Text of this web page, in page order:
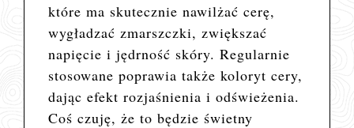
które ma skutecznie nawilżać cerę,
wygładzać zmarszczki, zwiększać
napięcie i jędrność skóry. Regularnie
stosowane poprawia także koloryt cery,
dając efekt rozjaśnienia i odświeżenia.
Coś czuję, że to będzie świetny